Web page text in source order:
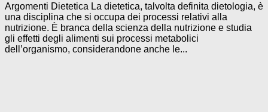
Argomenti Dietetica La dietetica, talvolta definita dietologia, è
una disciplina che si occupa dei processi relativi alla
nutrizione. È branca della scienza della nutrizione e studia
gli effetti degli alimenti sui processi metabolici
dell’organismo, considerandone anche le...